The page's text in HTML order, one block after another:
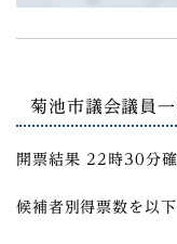
菊池市議会議員
開票結果 22時30分
候補者別得票数を以